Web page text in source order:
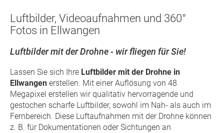
Luftbilder, Videoaufnahmen und 360°
Fotos in Ellwangen
Luftbilder mit der Drohne - wir fliegen für Sie!
Lassen Sie sich Ihre Luftbilder mit der Drohne in
Ellwangen erstellen. Mit einer Auflösung von 48
Megapixel erstellen wir qualitativ hervorragende und
gestochen scharfe Luftbilder, sowohl im Nah- als auch im
Fernbereich. Diese Luftaufnahmen mit der Drohne können
z. B. für Dokumentationen oder Sichtungen an